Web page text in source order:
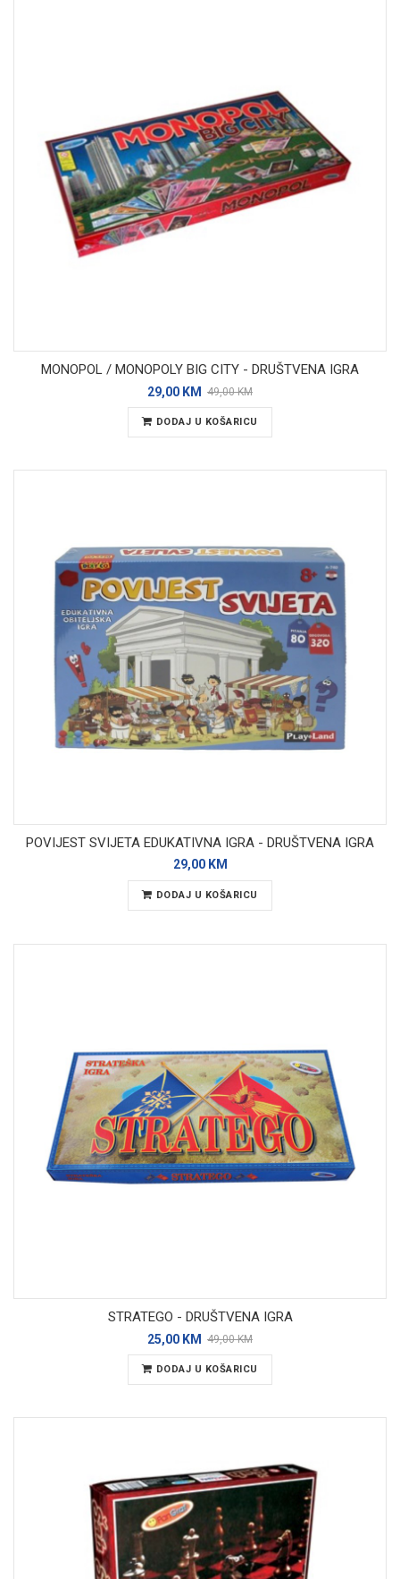
MONOPOL / MONOPOLY BIG CITY - DRUŠTVENA IGRA
29,00 KM 49,00 KM
DODAJ U KOŠARICU
POVIJEST SVIJETA EDUKATIVNA IGRA - DRUŠTVENA IGRA
29,00 KM
DODAJ U KOŠARICU
STRATEGO - DRUŠTVENA IGRA
25,00 KM 49,00 KM
DODAJ U KOŠARICU